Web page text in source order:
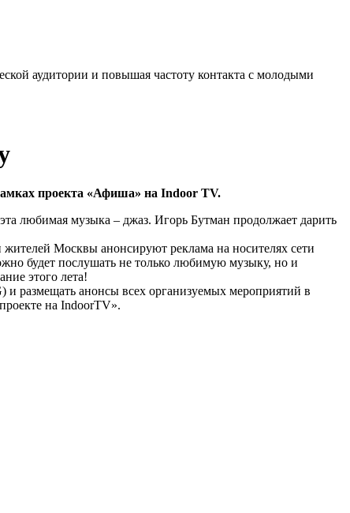
аудитории и повышая частоту контакта с молодыми
проекта «Афиша» на Indoor TV.
любимая музыка – джаз. Игорь Бутман продолжает дарить
Москвы анонсируют реклама на носителях сети
будет послушать не только любимую музыку, но и
этого лета!
размещать анонсы всех организуемых мероприятий в
на IndoorTV».